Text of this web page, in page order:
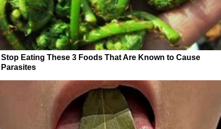
Stop Eating These 3 Foods That Are Known to Cause
Parasites